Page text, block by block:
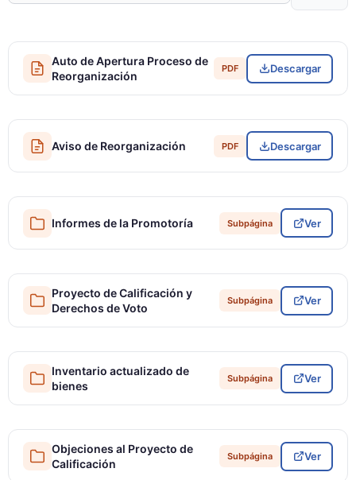
Auto de Apertura Proceso de
Reorganización
PDF Descargar
Aviso de Reorganización PDF Descargar
Informes de la Promotoría Subpágina Ver
Proyecto de Calificación y
Derechos de Voto
Subpágina Ver
Inventario actualizado de
bienes
Subpágina Ver
Objeciones al Proyecto de
Calificación
Subpágina Ver